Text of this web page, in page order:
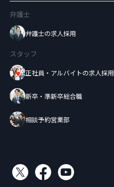
弁護士
弁護士の求人採用
スタッフ
正社員・アルバイトの求人採用
新卒・準新卒総合職
相談予約営業部